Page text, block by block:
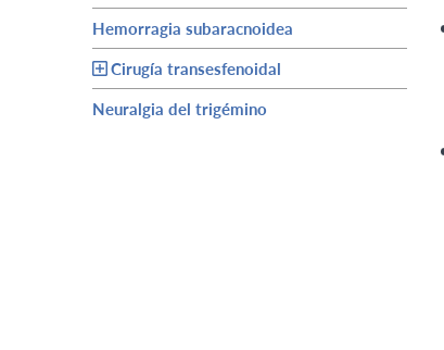
Hemorragia subaracnoidea
Cirugía transesfenoidal
Neuralgia del trigémino